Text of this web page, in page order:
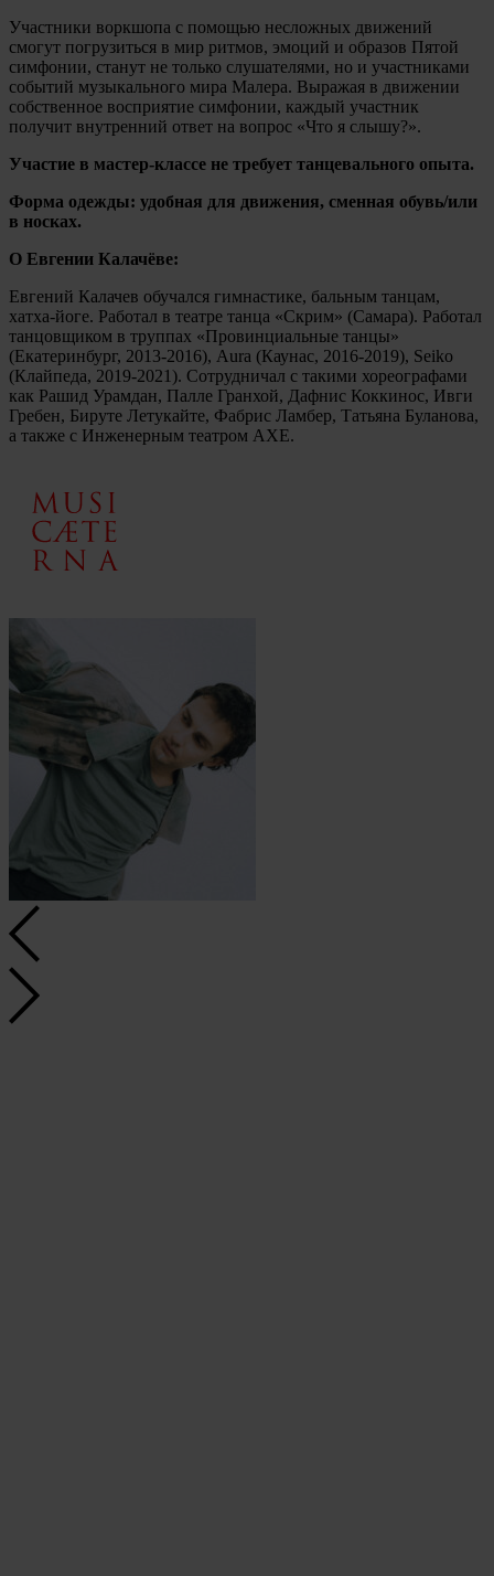
Участники воркшопа с помощью несложных движений
смогут погрузиться в мир ритмов, эмоций и образов Пятой
симфонии, станут не только слушателями, но и участниками
событий музыкального мира Малера. Выражая в движении
собственное восприятие симфонии, каждый участник
получит внутренний ответ на вопрос «Что я слышу?».
Участие в мастер-классе не требует танцевального опыта.
Форма одежды: удобная для движения, сменная обувь/или
в носках.
О Евгении Калачёве:
Евгений Калачев обучался гимнастике, бальным танцам,
хатха-йоге. Работал в театре танца «Скрим» (Самара). Работал
танцовщиком в труппах «Провинциальные танцы»
(Екатеринбург, 2013-2016), Aura (Каунас, 2016-2019), Seiko
(Клайпеда, 2019-2021). Сотрудничал с такими хореографами
как Рашид Урамдан, Палле Гранхой, Дафнис Коккинос, Ивги
Гребен, Бируте Летукайте, Фабрис Ламбер, Татьяна Буланова,
а также с Инженерным театром АХЕ.